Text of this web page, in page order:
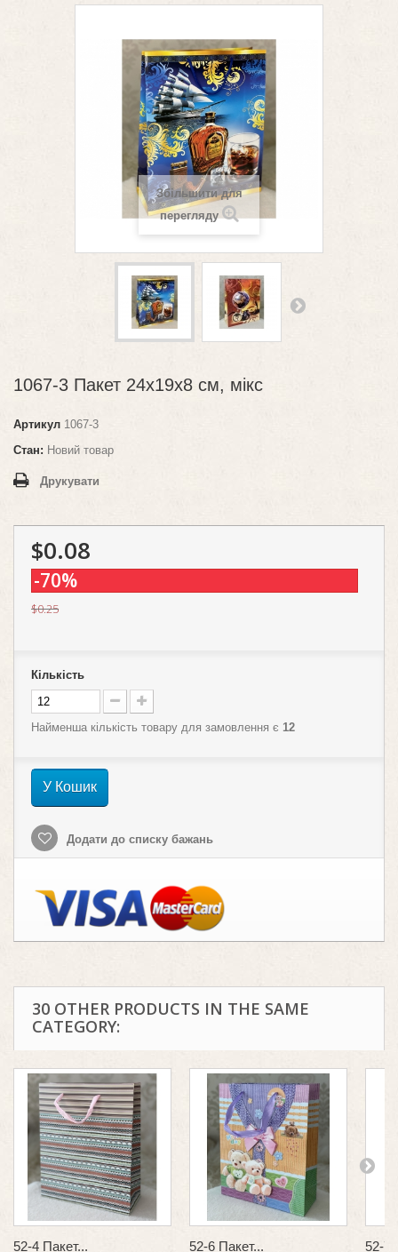
Збільшити для
перегляду
1067-3 Пакет 24х19х8 см, мікс
Артикул 1067-3
Стан: Новий товар
Друкувати
$0.08
-70%
$0.25
Кількість
Найменша кількість товару для замовлення є 12
У Кошик
Додати до списку бажань
30 OTHER PRODUCTS IN THE SAME
CATEGORY:
52-4 Пакет... 52-6 Пакет... 52-7